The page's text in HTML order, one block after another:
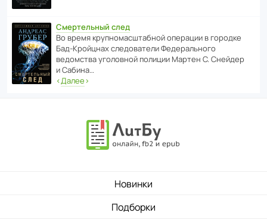
Смертельный след
Во время круп­но­мас­ш­та­бной операции в городке
Бад‑Крой­цнах следо­ва­тели Феде­раль­ного
ведомства уголо­вной полиции Мартен С. Снейдер
и Сабина…
‹Далее›
Новинки
Подборки